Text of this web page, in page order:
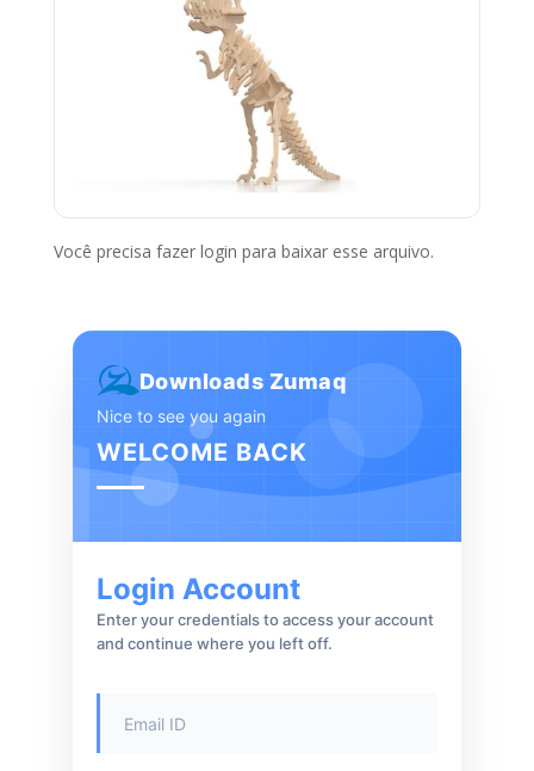
Você precisa fazer login para baixar esse arquivo.
Downloads Zumaq
Nice to see you again
WELCOME BACK
Login Account
Enter your credentials to access your account
and continue where you left off.